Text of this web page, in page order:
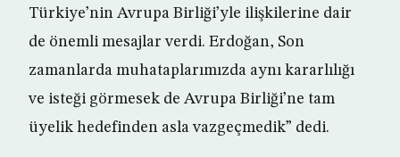
Türkiye’nin Avrupa Birliği’yle ilişkilerine dair
de önemli mesajlar verdi. Erdoğan, Son
zamanlarda muhataplarımızda aynı kararlılığı
ve isteği görmesek de Avrupa Birliği’ne tam
üyelik hedefinden asla vazgeçmedik” dedi.